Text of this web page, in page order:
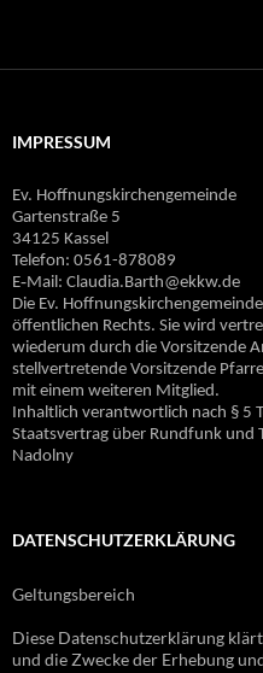
IMPRESSUM
Ev. Hoffnungskirchengemeinde
Gartenstraße 5
34125 Kassel
Telefon: 0561-878089
E‐Mail: Claudia.Barth@ekkw.de
Die Ev.
öffentlichen Rechts. Sie wird
wiederum durch die Vorsitzende
stellvertretende Vorsitzende
mit einem weiteren Mitglied.
Inhaltlich verantwortlich nach § 5
Staatsvertrag über Rundfunk und
Nadolny
DATENSCHUTZERKLÄRUNG
Geltungsbereich
Diese Datenschutzerklärung
und die Zwecke der Erhebung